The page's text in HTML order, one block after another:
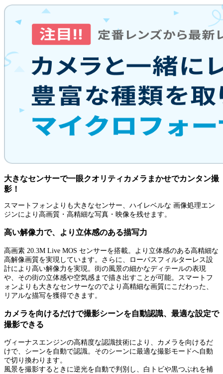
大きなセンサーで一眼クオリティカメラまかせでカンタン撮
影！
スマートフォンよりも大きなセンサー、ハイレベルな 画像処理エン
ジンにより高画質・高精細な写真・映像を残せます。
高い解像力で、より立体感のある描写力
高画素 20.3M Live MOS センサーを搭載。より立体感のある高精細な
高解像画質を実現しています。さらに、ローパスフィルターレス設
計により高い解像力を実現。街の風景の細かなディテールの表現
や、その街の立体感や空気感まで描き出すことが可能。スマートフ
ォンよりも大きなセンサーなのでより高精細な画質にこだわった、
リアルな描写を獲得できます。
カメラを向けるだけで撮影シーンを自動認識、最適な設定で
撮影できる
ヴィーナスエンジンの高精度な認識技術により、カメラを向けるだ
けで、シーンを自動で認識。そのシーンに最適な撮影モードへ自動
で切り換わります。
風景を撮影するときに逆光を自動で判別し、白トビや黒つぶれを補